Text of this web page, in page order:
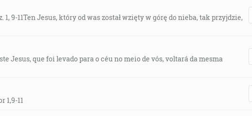
9-11Ten Jesus, który od was został wzięty w górę do nieba, tak przyjdzie,
Jesus, que foi levado para o céu no meio de vós, voltará da mesma
1,9-11